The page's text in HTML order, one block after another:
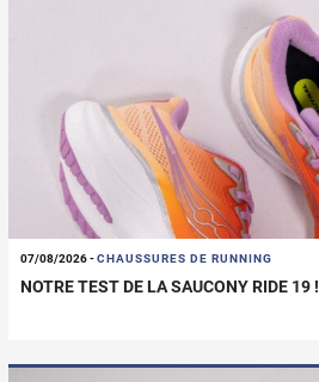
07/08/2026-CHAUSSURES DE RUNNING
NOTRE TEST DE LA SAUCONY RIDE 19 !